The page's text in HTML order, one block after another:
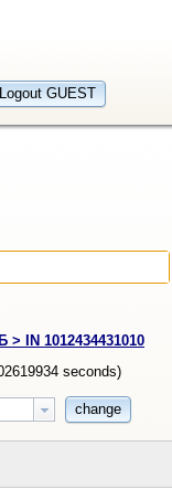
Logout GUEST
IN 1012434431010
seconds)
change